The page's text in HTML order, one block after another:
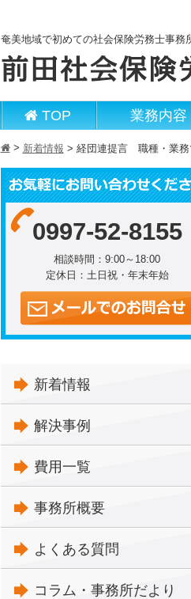
奄美地域で初めての社会保険労務士事務
TOP 業務内容
h> 新着情報 > 経団連提言 職種・業務
0997-52-8155
相談時間：9:00～18:00
定休日：土日祝・年末年始
新着情報
解決事例
費用一覧
事務所概要
よくある質問
コラム・事務所だより